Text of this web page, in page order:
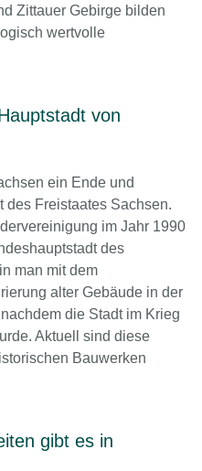
Zittauer Gebirge bilden
wertvolle
von
ein Ende und
des Freistaates Sachsen.
im Jahr 1990
des
man mit dem
alter Gebäude in der
die Stadt im Krieg
Aktuell sind diese
Bauwerken
gibt es in